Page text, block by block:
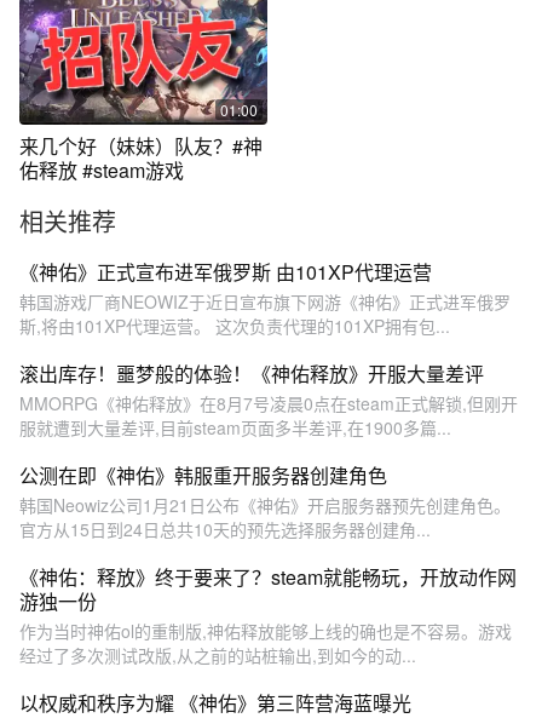
01:00
来几个好（妹妹）队友？#神
佑释放 #steam游戏
相关推荐
《神佑》正式宣布进军俄罗斯 由101XP代理运营
韩国游戏厂商NEOWIZ于近日宣布旗下网游《神佑》正式进军俄罗
斯,将由101XP代理运营。 这次负责代理的101XP拥有包...
滚出库存！噩梦般的体验！《神佑释放》开服大量差评
MMORPG《神佑释放》在8月7号凌晨0点在steam正式解锁,但刚开
服就遭到大量差评,目前steam页面多半差评,在1900多篇...
公测在即《神佑》韩服重开服务器创建角色
韩国Neowiz公司1月21日公布《神佑》开启服务器预先创建角色。
官方从15日到24日总共10天的预先选择服务器创建角...
《神佑：释放》终于要来了？steam就能畅玩，开放动作网
游独一份
作为当时神佑ol的重制版,神佑释放能够上线的确也是不容易。游戏
经过了多次测试改版,从之前的站桩输出,到如今的动...
以权威和秩序为耀 《神佑》第三阵营海蓝曝光